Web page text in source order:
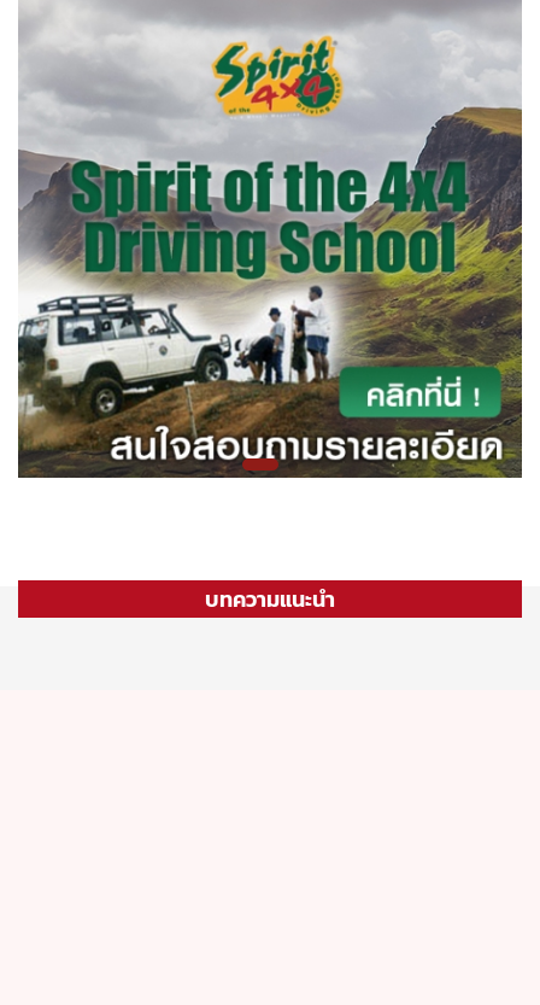
บทความแนะนำ